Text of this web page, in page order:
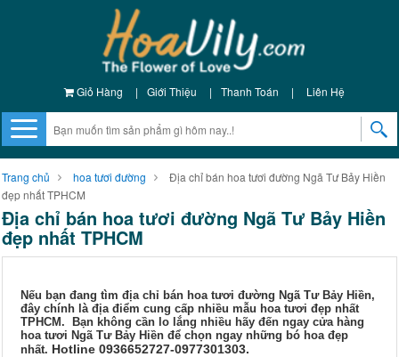
Giỏ Hàng | Giới Thiệu | Thanh Toán | Liên Hệ
Trang chủ hoa tươi đường
Địa chỉ bán hoa tươi đường Ngã Tư Bảy Hiền
đẹp nhất TPHCM
Địa chỉ bán hoa tươi đường Ngã Tư Bảy Hiền
đẹp nhất TPHCM
Nếu bạn đang tìm địa chỉ bán hoa tươi đường Ngã Tư Bảy Hiền,
đây chính là địa điểm cung cấp nhiều mẫu hoa tươi đẹp nhất
TPHCM. Bạn không cần lo lắng nhiều hãy đến ngay cửa hàng
hoa tươi Ngã Tư Bảy Hiền để chọn ngay những bó hoa đẹp
nhất. Hotline 0936652727-0977301303.